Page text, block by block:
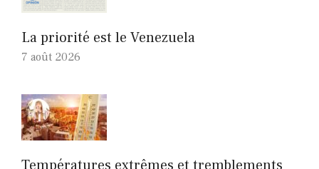
La priorité est le Venezuela
7 août 2026